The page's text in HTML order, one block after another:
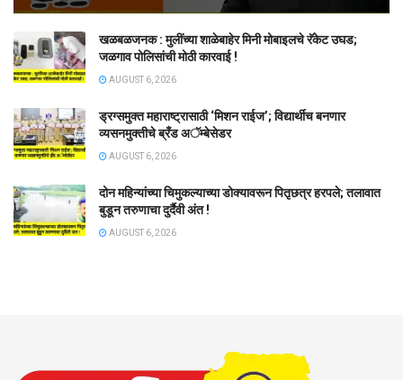
खळबळजनक : मुलींच्या शाळेबाहेर मिनी मोबाइलचे रॅकेट उघड;
जळगाव पोलिसांची मोठी कारवाई !
AUGUST 6, 2026
ड्रग्समुक्त महाराष्ट्रासाठी ‘मिशन राईज’; विद्यार्थीच बनणार
व्यसनमुक्तीचे ब्रँड अॅम्बेसेडर
AUGUST 6, 2026
दोन महिन्यांच्या चिमुकल्याच्या डोक्यावरून पितृछत्र हरपले; तलावात
बुडून तरुणाचा दुर्दैवी अंत !
AUGUST 6, 2026